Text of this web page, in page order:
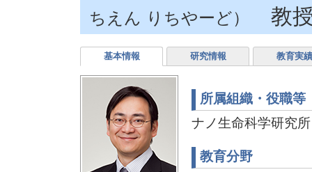
ちえん りちやーど） 教
基本情報 研究情報 教育実績
所属組織・役職等
ナノ生命科学研究所
教育分野